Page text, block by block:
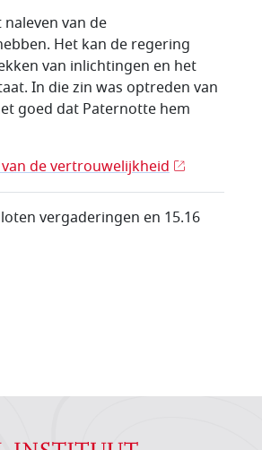
van de
Het kan de regering
van inlichtingen en het
In die zin was optreden van
goed dat Paternotte hem
de vertrouwelijkheid
vergaderingen en 15.16